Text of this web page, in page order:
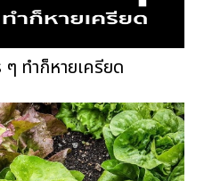
ทำก็หายเครียด